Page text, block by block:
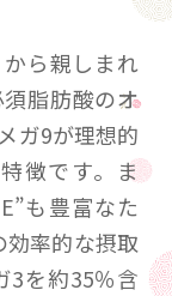
ら親しまれ
脂肪酸のオ
ガ9が理想的
徴です。ま
も豊富なた
率的な摂取
3を約35％含